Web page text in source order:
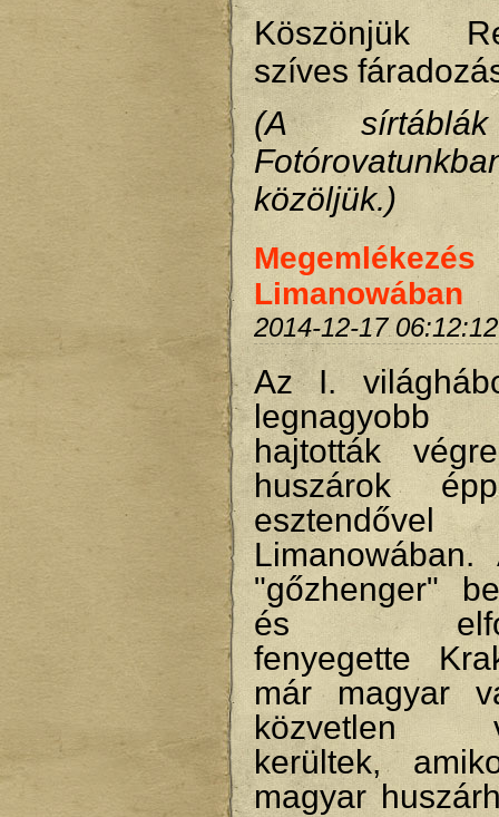
Köszönjük
szíves
(A
közöljük.)
Megemlékezés
Limanowában
2014-12-17 06:12:12
Az I.
legnagyobb
hajtották
huszárok
"gőzhenger"
és
fenyegette
már magyar
közvetlen
kerültek,
magyar